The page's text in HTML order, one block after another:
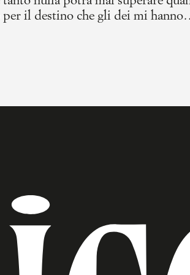
il destino che gli dei mi hanno